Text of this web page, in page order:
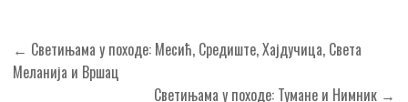
Кретање
чланка
← Светињама у походе: Месић, Средиште, Хајдучица, Света
Меланија и Вршац
Светињама у походе: Тумане и Нимник →